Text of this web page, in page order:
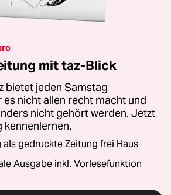
mit taz-Blick
bietet jeden Samstag
nicht allen recht macht und
nicht gehört werden. Jetzt
kennenlernen.
gedruckte Zeitung frei Haus
Ausgabe inkl. Vorlesefunktion